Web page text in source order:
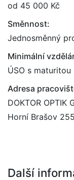
od 45 000 Kč
Směnnost:
Jednosměnný
Minimální
ÚSO s
Adresa
DOKTOR OPTIK
Horní Brašov 255
Další